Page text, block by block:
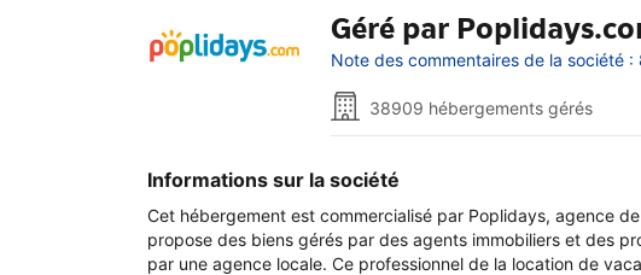
Géré par
Note des commentaires de la société :
38909 hébergements gérés
Informations sur la société
Cet hébergement est commercialisé par Poplidays, agence
propose des biens gérés par des agents immobiliers et des
par une agence locale. Ce professionnel de la location de